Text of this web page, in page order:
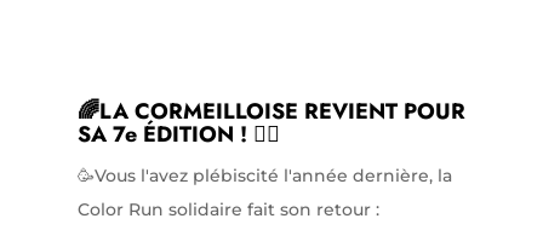
🌈LA CORMEILLOISE REVIENT POUR
SA 7e ÉDITION ! 🏃‍♀️
🥳Vous l'avez plébiscité l'année dernière, la
Color Run solidaire fait son retour :